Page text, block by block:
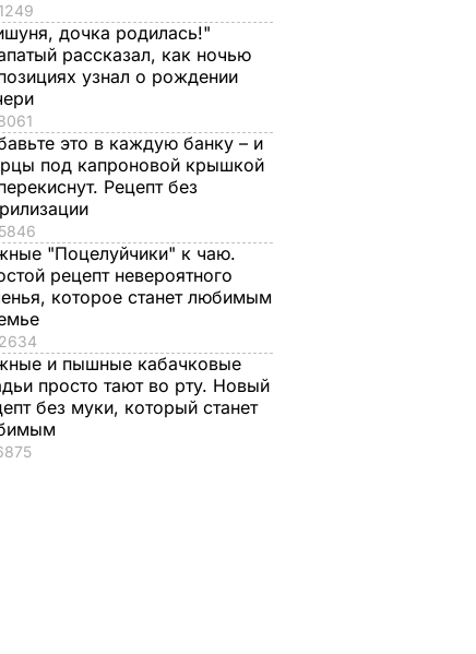
на
дочка родилась!"
рассказал, как ночью
узнал о рождении
это в каждую банку – и
под капроновой крышкой
Рецепт без
"Поцелуйчики" к чаю.
рецепт невероятного
которое станет любимым
и пышные кабачковые
просто тают во рту. Новый
без муки, который станет